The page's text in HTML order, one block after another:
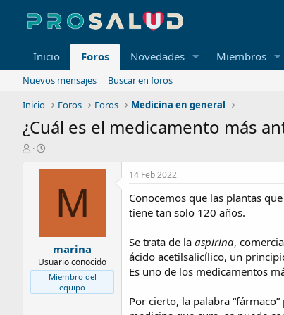
Inicio Foros Novedades Miembros
Nuevos mensajes
Buscar en foros
Inicio
Foros Foros Medicina en general
¿Cuál es el medicamento más
A
c
i
i
c
M
marina
Usuario conocido
Miembro del
equipo
14 Feb 2022
Conocemos que las plantas
tiene tan solo 120 años.
Se trata de la aspirina,
ácido acetilsalicílico, un
Es uno de los medicamentos
Por cierto, la palabra